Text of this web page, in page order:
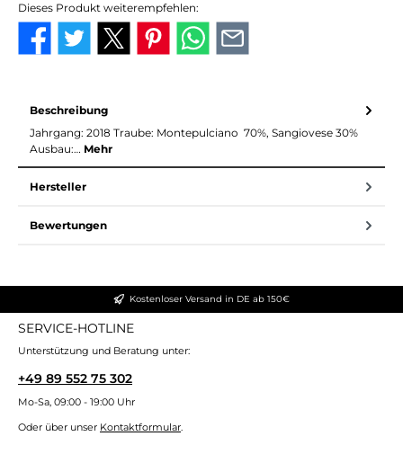
Dieses Produkt weiterempfehlen:
Beschreibung
Jahrgang: 2018 Traube: Montepulciano 70%, Sangiovese 30%
Ausbau:… Mehr
Hersteller
Bewertungen
Kostenloser Versand in DE ab 150€
SERVICE-HOTLINE
Unterstützung und Beratung unter:
+49 89 552 75 302
Mo-Sa, 09:00 - 19:00 Uhr
Oder über unser Kontaktformular.